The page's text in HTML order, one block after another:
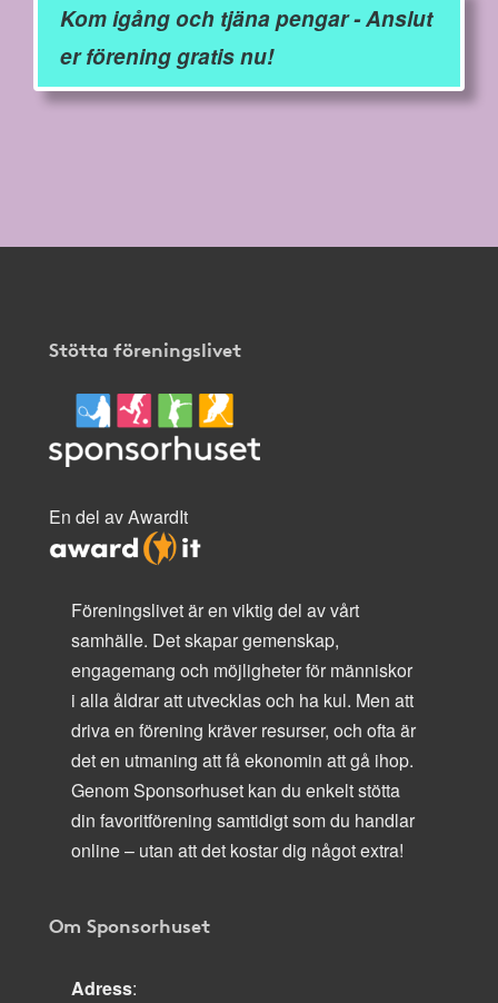
Kom igång och tjäna pengar - Anslut
er förening gratis nu!
Stötta föreningslivet
En del av AwardIt
Föreningslivet är en viktig del av vårt
samhälle. Det skapar gemenskap,
engagemang och möjligheter för människor
i alla åldrar att utvecklas och ha kul. Men att
driva en förening kräver resurser, och ofta är
det en utmaning att få ekonomin att gå ihop.
Genom Sponsorhuset kan du enkelt stötta
din favoritförening samtidigt som du handlar
online – utan att det kostar dig något extra!
Om Sponsorhuset
Adress: